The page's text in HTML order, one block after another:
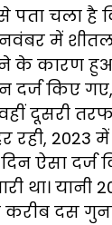
चला है
में
के कारण
दर्ज किए
दूसरी
रही, 2023
ऐसा दर्ज
था। यानी
दस